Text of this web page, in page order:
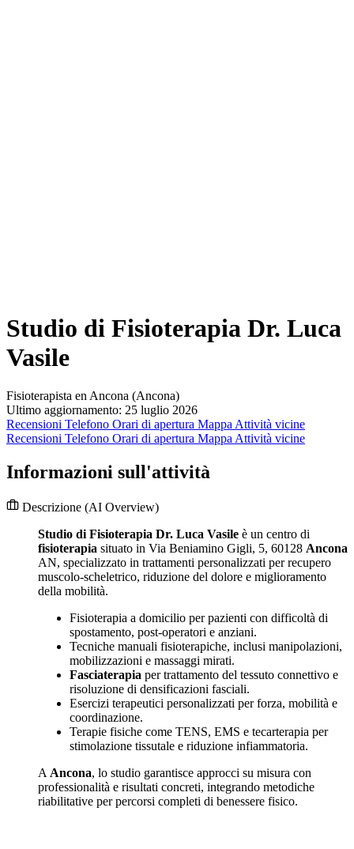
Studio di Fisioterapia Dr. Luca
Vasile
Fisioterapista en Ancona (Ancona)
Ultimo aggiornamento: 25 luglio 2026
Recensioni Telefono Orari di apertura Mappa Attività vicine
Recensioni Telefono Orari di apertura Mappa Attività vicine
Informazioni sull'attività
Descrizione (AI Overview)
Studio di Fisioterapia Dr. Luca Vasile è un centro di
fisioterapia situato in Via Beniamino Gigli, 5, 60128 Ancona
AN, specializzato in trattamenti personalizzati per recupero
muscolo-scheletrico, riduzione del dolore e miglioramento
della mobilità.
Fisioterapia a domicilio per pazienti con difficoltà di
spostamento, post-operatori e anziani.
Tecniche manuali fisioterapiche, inclusi manipolazioni,
mobilizzazioni e massaggi mirati.
Fasciaterapia per trattamento del tessuto connettivo e
risoluzione di densificazioni fasciali.
Esercizi terapeutici personalizzati per forza, mobilità e
coordinazione.
Terapie fisiche come TENS, EMS e tecarterapia per
stimolazione tissutale e riduzione infiammatoria.
A Ancona, lo studio garantisce approcci su misura con
professionalità e risultati concreti, integrando metodiche
riabilitative per percorsi completi di benessere fisico.